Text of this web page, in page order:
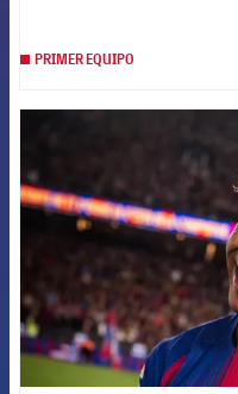
PRIMER EQUIPO